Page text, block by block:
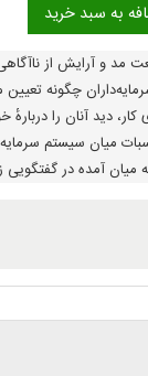
به سبد خرید
بهره می‌برند تا فرآورده خود را
خانوادگی محدود می‌سازند؟
دید آنان را دربارهٔ